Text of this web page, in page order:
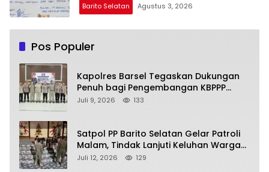
Barito Selatan Agustus 3, 2026
Pos Populer
Kapolres Barsel Tegaskan Dukungan
Penuh bagi Pengembangan KBPPP
Kalimantan Tengah
Juli 9, 2026 133
Satpol PP Barito Selatan Gelar Patroli
Malam, Tindak Lanjuti Keluhan Warga
soal Balap Liar dan Remaja Nongkrong
Juli 12, 2026 129